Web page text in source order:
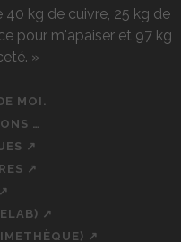
kg de cuivre, 25 kg de
pour m'apaiser et 97 kg
»
MOI.
…
↗
↗
↗
↗